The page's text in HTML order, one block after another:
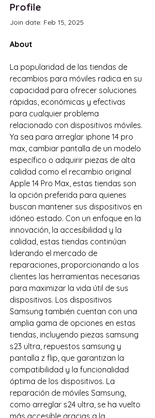
Profile
Join date: Feb 15, 2025
About
La popularidad de las tiendas de
recambios para móviles radica en su
capacidad para ofrecer soluciones
rápidas, económicas y efectivas
para cualquier problema
relacionado con dispositivos móviles.
Ya sea para arreglar iphone 14 pro
max, cambiar pantalla de un modelo
específico o adquirir piezas de alta
calidad como el recambio original
Apple 14 Pro Max, estas tiendas son
la opción preferida para quienes
buscan mantener sus dispositivos en
idóneo estado. Con un enfoque en la
innovación, la accesibilidad y la
calidad, estas tiendas continúan
liderando el mercado de
reparaciones, proporcionando a los
clientes las herramientas necesarias
para maximizar la vida útil de sus
dispositivos. Los dispositivos
Samsung también cuentan con una
amplia gama de opciones en estas
tiendas, incluyendo piezas samsung
s23 ultra, repuestos samsung y
pantalla z flip, que garantizan la
compatibilidad y la funcionalidad
óptima de los dispositivos. La
reparación de móviles Samsung,
como arreglar s24 ultra, se ha vuelto
más accesible gracias a la